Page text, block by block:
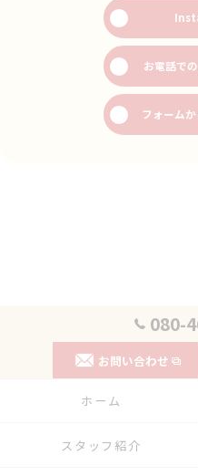
お電話で
フォーム
080-
お問い合わせ
ホーム
スタッフ紹介